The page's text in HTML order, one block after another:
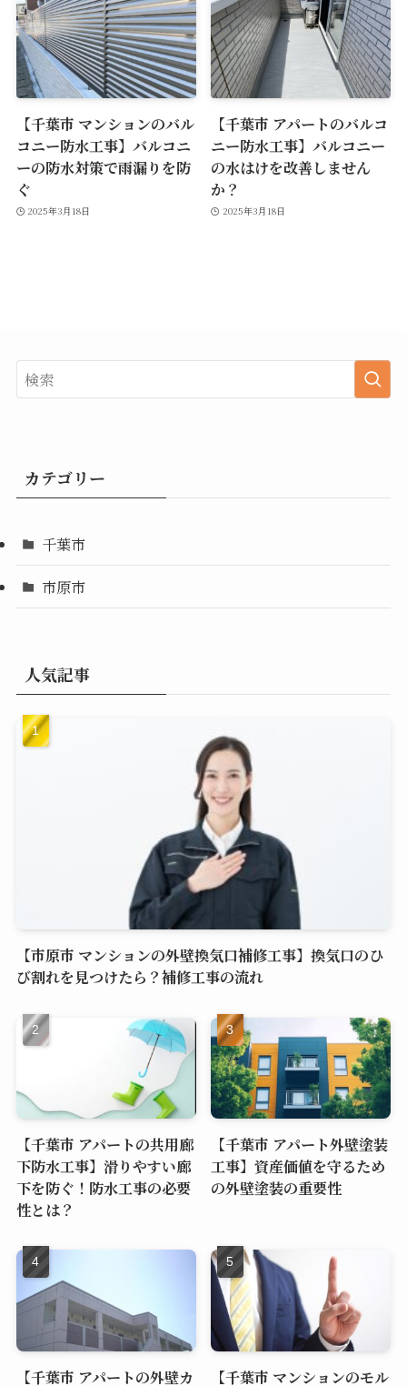
【千葉市 マンションのバル
コニー防水工事】バルコニ
ーの防水対策で雨漏りを防
ぐ
2025年3月18日
【千葉市 アパートのバルコ
ニー防水工事】バルコニー
の水はけを改善しません
か？
2025年3月18日
カテゴリー
千葉市
市原市
人気記事
【市原市 マンションの外壁換気口補修工事】換気口のひ
び割れを見つけたら？補修工事の流れ
【千葉市 アパートの共用廊
下防水工事】滑りやすい廊
下を防ぐ！防水工事の必要
性とは？
【千葉市 アパート外壁塗装
工事】資産価値を守るため
の外壁塗装の重要性
【千葉市 アパートの外壁カ 【千葉市 マンションのモル